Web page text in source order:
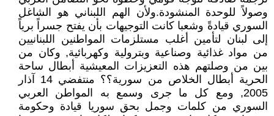
وصولاً للوحدة المنشودة.ولأن الهم اللبناني هو الشاغل
السوري قيادةً وشعبا كانت التوجيهات بأن يفتح جسراً برياً
إلى لبنان لتأمين أغلب مستلزمات المواطنين اللبنانيين
من مواد غذائية وصناعية وبترولية وكهربائية, وكان من
بين من وصلتهم هذه التعزيزات المعيشية أبطال ساحة
الحرية أبطال الخلاص من سورية؟؟ منتفضي 14 آذار
2005, ومع كل ما جرى وسمع به المواطن العربي
السوري من كلمات وجمل بحق سوريا قيادة وحكومة